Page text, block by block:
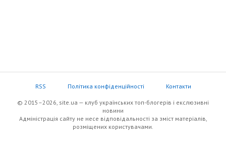
RSS Політика конфіденційності Контакти
© 2015–2026, site.ua — клуб українських топ-блогерів i екслюзивнi
новини
Адміністрація сайту не несе відповідальності за зміст матеріалів,
розміщених користувачами.